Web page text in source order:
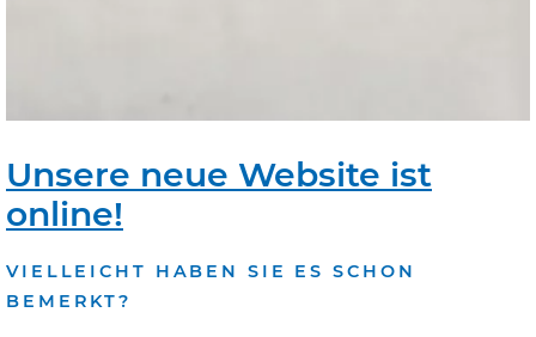
Unsere neue Website ist
online!
VIELLEICHT HABEN SIE ES SCHON
BEMERKT?